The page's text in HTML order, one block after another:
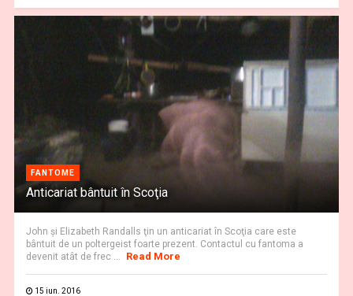
FANTOME
Anticariat bântuit în Scoţia
John şi Elizabeth Randalls ţin un anticariat în Scoţia care este
bântuit de un poltergeist foarte prezent. Contactul cu fantoma a
devenit atât de frec ...
Read More
15 iun. 2016